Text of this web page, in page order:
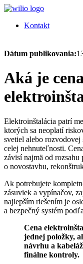
Kontakt
Dátum publikovania:
Aká je
Elektroinštalácia patrí
ktorých sa neoplatí
svetiel alebo
celej nehnuteľnosti.
závisí najmä od
o novostavbu,
Ak potrebujete
zásuviek a vypínačov,
najlepším riešením je
a bezpečný systém
Cena
jednej položky,
návrhu a
finálne kontroly.